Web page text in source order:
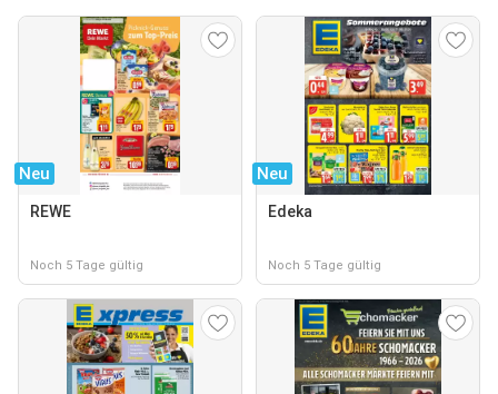
Neu
REWE
Noch 5 Tage gültig
Neu
Edeka
Noch 5 Tage gültig